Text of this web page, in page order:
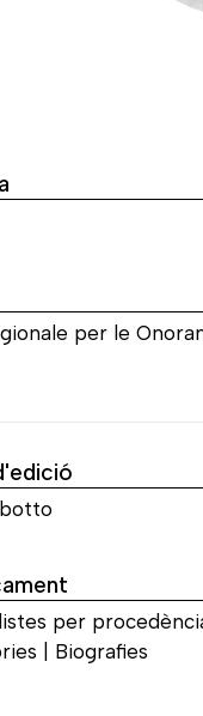
per le
per
| Biografies